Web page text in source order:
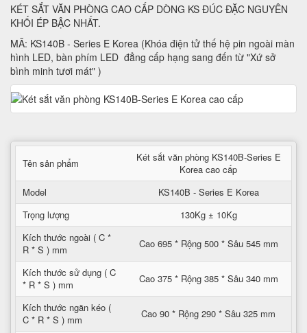
KÉT SẮT VĂN PHÒNG CAO CẤP DÒNG KS ĐÚC ĐẶC NGUYÊN
KHỐI ÉP BẬC NHẤT.
MÃ: KS140B - Series E Korea (Khóa điện tử thế hệ pin ngoài màn
hình LED, bàn phím LED đẳng cấp hạng sang đến từ "Xứ sở
bình minh tươi mát" )
Tên sản phẩm
Két sắt văn phòng KS140B-Series E
Korea cao cấp
Model
KS140B - Series E Korea
Trọng lượng
130Kg ± 10Kg
Kích thước ngoài ( C *
R * S ) mm
Cao 695 * Rộng 500 * Sâu 545 mm
Kích thước sử dụng ( C
* R * S ) mm
Cao 375 * Rộng 385 * Sâu 340 mm
Kích thước ngăn kéo (
C * R * S ) mm
Cao 90 * Rộng 290 * Sâu 325 mm